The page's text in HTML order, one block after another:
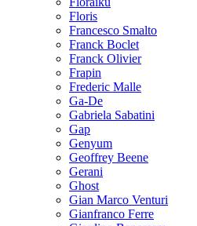
Floris
Francesco Smalto
Franck Boclet
Franck Olivier
Frapin
Frederic Malle
Ga-De
Gabriela Sabatini
Gap
Genyum
Geoffrey Beene
Gerani
Ghost
Gian Marco Venturi
Gianfranco Ferre